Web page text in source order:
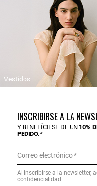
Vestidos
INSCRIBIRSE A LA
Y BENEFÍCIESE DE UN 10%
PEDIDO.*
Correo electrónico
Al inscribirse a la newsletter,
confidencialidad .